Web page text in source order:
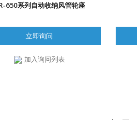
650系列自动收纳风管轮座
立即询问
加入询问列表